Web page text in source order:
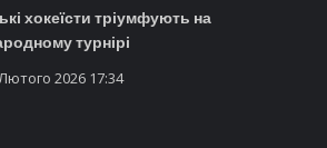
хокеїсти тріумфують на
турнірі
2026 17:34